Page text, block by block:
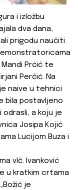
i izložbu
dva dana,
prigodu naučiti
Prćić te
Perčić. Na
naive u tehnici
bila postavljeno
odrasli, a koju je
Josipa Kojić
Lucijom Buza i
vlč. Ivanković
u kratkim crtama
je